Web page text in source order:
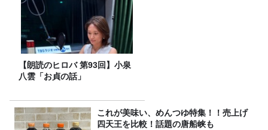
【朗読のヒロバ 第93回】小泉
八雲「お貞の話」
これが美味い、めんつゆ特集！！売上げ
四天王を比較！話題の唐船峡も